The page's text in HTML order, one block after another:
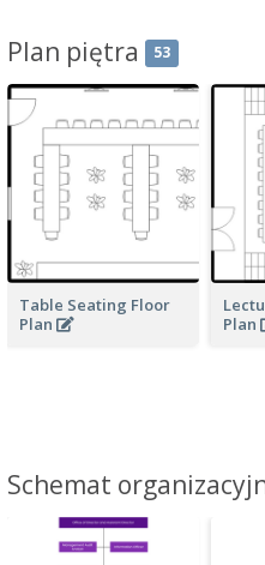
Plan piętra 53
Table Seating Floor
Plan
Plan
Schemat